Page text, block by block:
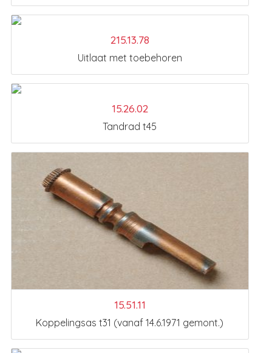
215.13.78
Uitlaat met toebehoren
15.26.02
Tandrad t45
15.51.11
Koppelingsas t31 (vanaf 14.6.1971 gemont.)